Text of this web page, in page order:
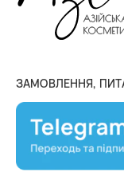
ЗАМОВЛЕННЯ,